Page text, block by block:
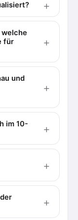
für
und
im 10-